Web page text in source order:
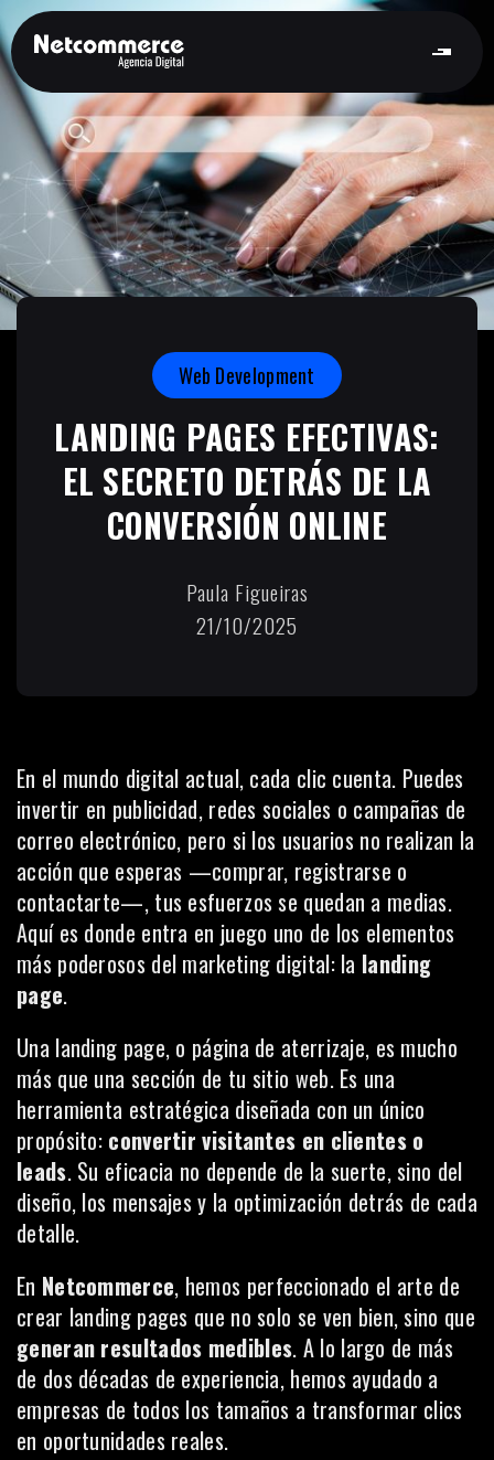
Web Development
LANDING PAGES EFECTIVAS:
EL SECRETO DETRÁS DE LA
CONVERSIÓN ONLINE
Paula Figueiras
21/10/2025
En el mundo digital actual, cada clic cuenta. Puedes
invertir en publicidad, redes sociales o campañas de
correo electrónico, pero si los usuarios no realizan la
acción que esperas —comprar, registrarse o
contactarte—, tus esfuerzos se quedan a medias.
Aquí es donde entra en juego uno de los elementos
más poderosos del marketing digital: la landing
page.
Una landing page, o página de aterrizaje, es mucho
más que una sección de tu sitio web. Es una
herramienta estratégica diseñada con un único
propósito: convertir visitantes en clientes o
leads. Su eficacia no depende de la suerte, sino del
diseño, los mensajes y la optimización detrás de cada
detalle.
En Netcommerce, hemos perfeccionado el arte de
crear landing pages que no solo se ven bien, sino que
generan resultados medibles. A lo largo de más
de dos décadas de experiencia, hemos ayudado a
empresas de todos los tamaños a transformar clics
en oportunidades reales.